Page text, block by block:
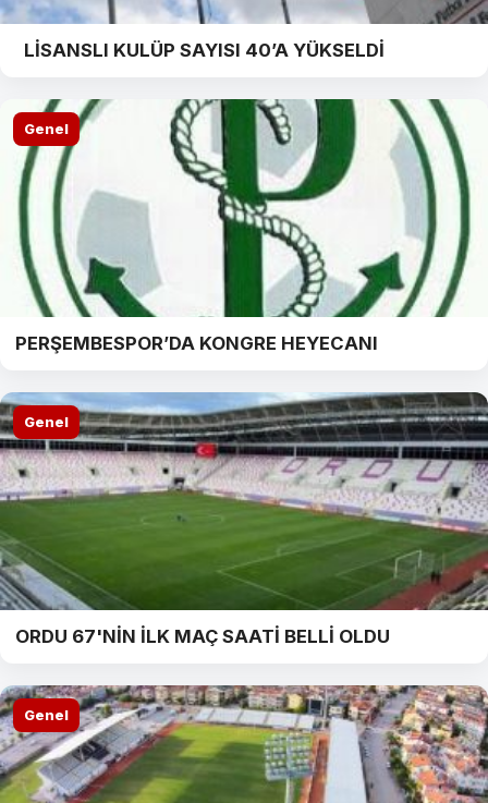
LİSANSLI KULÜP SAYISI 40’A YÜKSELDİ
Genel
PERŞEMBESPOR’DA KONGRE HEYECANI
Genel
ORDU 67'NİN İLK MAÇ SAATİ BELLİ OLDU
Genel